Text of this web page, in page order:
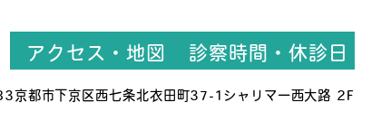
アクセス ・地図 診察時間 ・休診日
都市下京区西七条北衣田町37-1 シャリマー西大路 2F